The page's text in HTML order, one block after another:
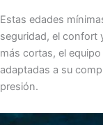
Estas edades
seguridad, el confort
más cortas, el
adaptadas a su
presión.